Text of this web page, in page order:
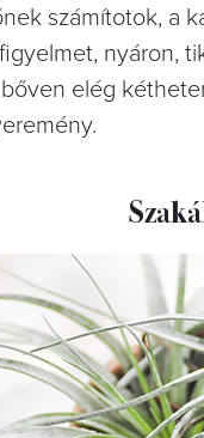
számítotok, a
nyáron,
elég